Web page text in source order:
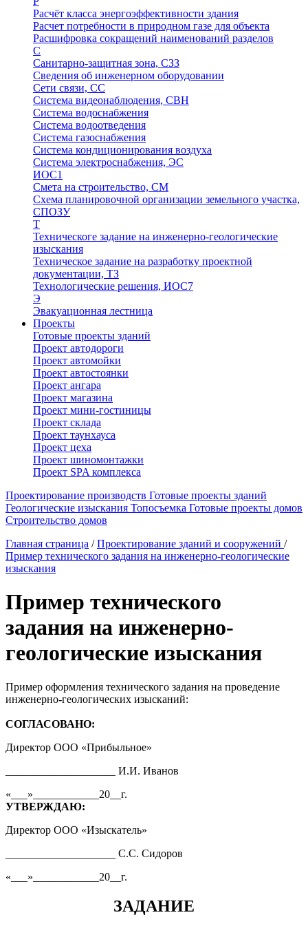
Расчёт класса энергоэффективности здания
Расчет потребности в природном газе для объекта
Расшифровка сокращений наименований разделов
С
Санитарно-защитная зона, СЗЗ
Сведения об инженерном оборудовании
Сети связи, СС
Система видеонаблюдения, СВН
Система водоснабжения
Система водоотведения
Система газоснабжения
Система кондиционирования воздуха
Система электроснабжения, ЭС
ИОС1
Смета на строительство, СМ
Схема планировочной организации земельного участка,
СПОЗУ
Т
Техническоге задание на инженерно-геологические
изыскания
Техническое задание на разработку проектной
документации, ТЗ
Технологические решения, ИОC7
Э
Эвакуационная лестница
Проекты
Готовые проекты зданий
Проект автодороги
Проект автомойки
Проект автостоянки
Проект ангара
Проект магазина
Проект мини-гостиницы
Проект склада
Проект таунхауса
Проект цеха
Проект шиномонтажки
Проект SPA комплекса
Проектирование производств Готовые проекты зданий
Геологические изыскания Топосъемка Готовые проекты домов
Строительство домов
Главная страница / Проектирование зданий и сооружений /
Пример технического задания на инженерно-геологические
изыскания
Пример технического
задания на инженерно-
геологические изыскания
Пример оформления технического задания на проведение
инженерно-геологических изысканий:
СОГЛАСОВАНО:
Директор ООО «Прибыльное»
____________________ И.И. Иванов
«___»____________20__г.
УТВЕРЖДАЮ:
Директор ООО «Изыскатель»
____________________ С.С. Сидоров
«___»____________20__г.
ЗАДАНИЕ